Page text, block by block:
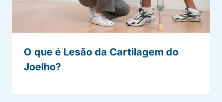
O que é Lesão da Cartilagem do
Joelho?